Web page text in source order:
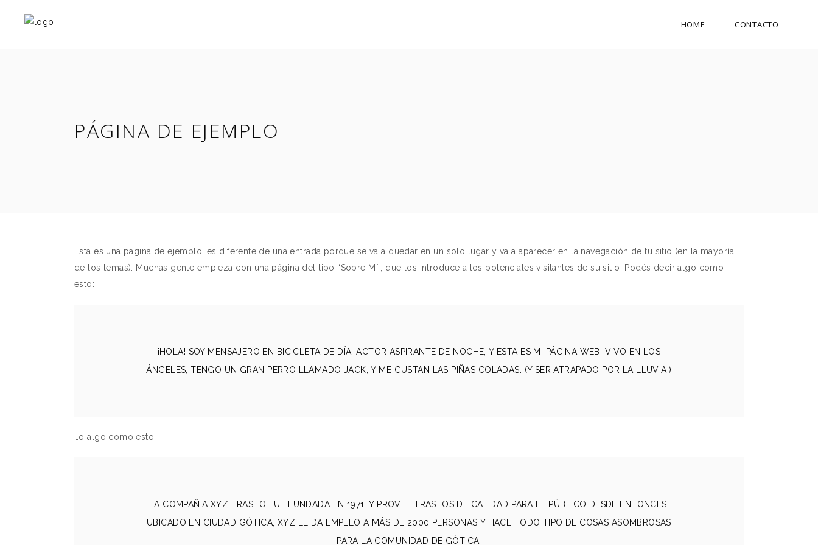
HOME CONTACTO
PÁGINA DE EJEMPLO
Esta es una página de ejemplo, es diferente de una entrada porque se va a quedar en un solo lugar y va a aparecer en la navegación de tu sitio (en la mayoría
de los temas). Muchas gente empieza con una página del tipo “Sobre Mí”, que los introduce a los potenciales visitantes de su sitio. Podés decir algo como
esto:
¡HOLA! SOY MENSAJERO EN BICICLETA DE DÍA, ACTOR ASPIRANTE DE NOCHE, Y ESTA ES MI PÁGINA WEB. VIVO EN LOS
ÁNGELES, TENGO UN GRAN PERRO LLAMADO JACK, Y ME GUSTAN LAS PIÑAS COLADAS. (Y SER ATRAPADO POR LA LLUVIA.)
…o algo como esto:
LA COMPAÑIA XYZ TRASTO FUE FUNDADA EN 1971, Y PROVEE TRASTOS DE CALIDAD PARA EL PÚBLICO DESDE ENTONCES.
UBICADO EN CIUDAD GÓTICA, XYZ LE DA EMPLEO A MÁS DE 2000 PERSONAS Y HACE TODO TIPO DE COSAS ASOMBROSAS
PARA LA COMUNIDAD DE GÓTICA.